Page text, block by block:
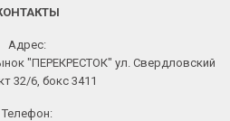
Адрес:
"ПЕРЕКРЕСТОК" ул. Свердловский
32/6, бокс 3411
Телефон: